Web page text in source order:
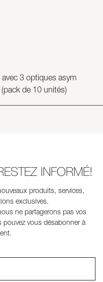
design
3 optiques asym
de 10 unités)
INFORMÉ!
produits, services,
exclusives.
ne partagerons pas vos
pouvez vous désabonner à